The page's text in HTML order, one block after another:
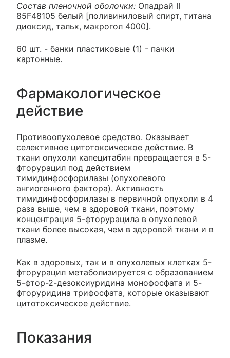
Состав пленочной оболочки: Опадрай II
85F48105 белый [поливиниловый спирт, титана
диоксид, тальк, макрогол 4000].
60 шт. - банки пластиковые (1) - пачки
картонные.
Фармакологическое
действие
Противоопухолевое средство. Оказывает
селективное цитотоксическое действие. В
ткани опухоли капецитабин превращается в 5-
фторурацил под действием
тимидинфосфорилазы (опухолевого
ангиогенного фактора). Активность
тимидинфосфорилазы в первичной опухоли в 4
раза выше, чем в здоровой ткани, поэтому
концентрация 5-фторурацила в опухолевой
ткани более высокая, чем в здоровой ткани и в
плазме.
Как в здоровых, так и в опухолевых клетках 5-
фторурацил метаболизируется с образованием
5-фтор-2-дезоксиуридина монофосфата и 5-
фторуридина трифосфата, которые оказывают
цитотоксическое действие.
Показания